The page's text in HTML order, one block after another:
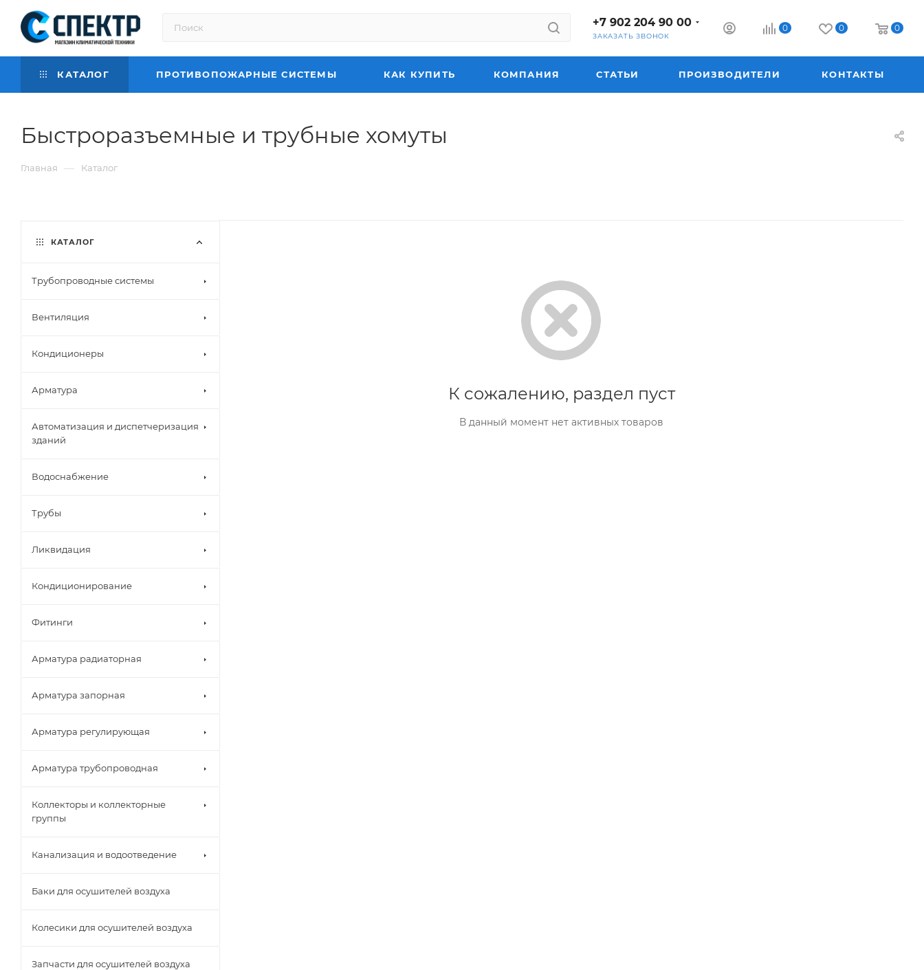
+7 902 204 90 00
ЗАКАЗАТЬ ЗВОНОК
0 0 0
КАТАЛОГ ПРОТИВОПОЖАРНЫЕ СИСТЕМЫ КАК КУПИТЬ КОМПАНИЯ СТАТЬИ ПРОИЗВОДИТЕЛИ КОНТАКТЫ
Быстроразъемные и трубные хомуты
Главная — Каталог
К сожалению, раздел пуст
В данный момент нет активных товаров
КАТАЛОГ
Трубопроводные системы
Вентиляция
Кондиционеры
Арматура
Автоматизация и диспетчеризация
зданий
Водоснабжение
Трубы
Ликвидация
Кондиционирование
Фитинги
Арматура радиаторная
Арматура запорная
Арматура регулирующая
Арматура трубопроводная
Коллекторы и коллекторные
группы
Канализация и водоотведение
Баки для осушителей воздуха
Колесики для осушителей воздуха
Запчасти для осушителей воздуха